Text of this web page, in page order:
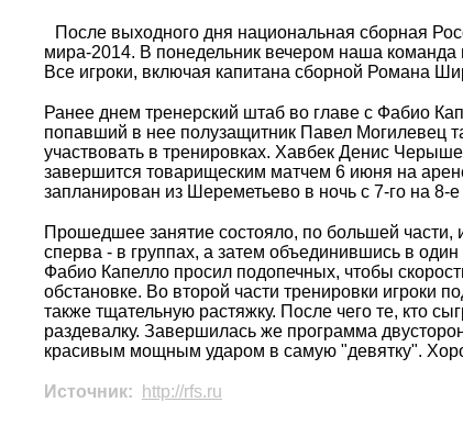
После выходного дня национальная сборная
мира-2014. В понедельник вечером наша
Все игроки, включая капитана сборной Романа
Ранее днем тренерский штаб во главе с Фабио
попавший в нее полузащитник Павел Могилевец
участвовать в тренировках. Хавбек Денис
завершится товарищеским матчем 6 июня на
запланирован из Шереметьево в ночь с 7-го на 8-
Прошедшее занятие состояло, по большей
сперва - в группах, а затем объединившись в
Фабио Капелло просил подопечных, чтобы
обстановке. Во второй части тренировки игроки
также тщательную растяжку. После чего те, кто
раздевалку. Завершилась же программа
красивым мощным ударом в самую "девятку".
Источник: http://rfs.ru